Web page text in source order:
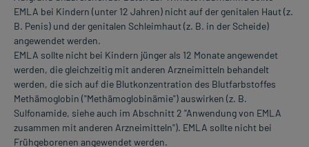
EMLA bei Kindern (unter 12 Jahren) nicht auf der genitalen Haut (z.
B. Penis) und der genitalen Schleimhaut (z. B. in der Scheide)
angewendet werden.
EMLA sollte nicht bei Kindern jünger als 12 Monate angewendet
werden, die gleichzeitig mit anderen Arzneimitteln behandelt
werden, die sich auf die Blutkonzentration des Blutfarbstoffes
Methämoglobin ("Methämoglobinämie") auswirken (z. B.
Sulfonamide, siehe auch im Abschnitt 2 "Anwendung von EMLA
zusammen mit anderen Arzneimitteln"). EMLA sollte nicht bei
Frühgeborenen angewendet werden.